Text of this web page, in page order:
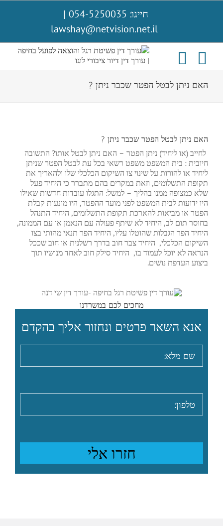
חייגו: 054-5250035
|
lawshay@netvision.net.il
האם ניתן לבטל הפטר שכבר ניתן ?
האם ניתן לבטל הפטר שכבר ניתן ?
לחייב (או ליחיד) ניתן הפטר – האם ניתן לבטל אותו? התשובה
חיובית : בית המשפט משפט רשאי בכל עת לבטל הפטר שניתן
ליחיד או להורות על שינוי צו השיקום הכלכלי שלו ולהאריך את
תקופת התשלומים, וזאת במקרים בהם מתברר כי היחיד פעל
שלא כמצופה ממנו בהליך – למשל: התגלו עובדות חדשות שאילו
היו ידועות לבית המשפט לפני מועד ההפטר, היו מונעות קבלת
הפטר או מביאות להארכת תקופת התשלומים, היחיד התנהל
בחוסר תום לב, היחיד לא שיתף פעולה עם הנאמן או עם הממונה,
היחיד הפר הגבלות שהוטלו עליו, היחיד הפר תנאי מהותי בצו
השיקום הכלכלי, היחיד צבר חוב בדרך רשלנית או חוב שככל
הנראה לא יוכל לעמוד בו, היחיד סילק חוב לאחד מנושיו תוך
ביצוע העדפת נושים.
מחכים לכם במשרדנו
אנא השאר פרטים ונחזור אליך בהקדם